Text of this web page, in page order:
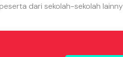
dari sekolah-sekolah